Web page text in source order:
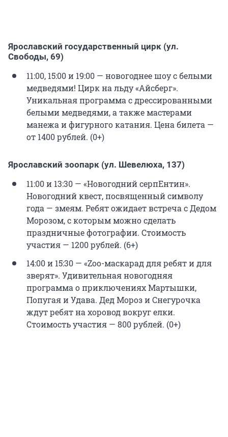
Ярославский государственный цирк (ул.
Свободы, 69)
11:00, 15:00 и 19:00 — новогоднее шоу с белыми
медведями! Цирк на льду «Айсберг».
Уникальная программа с дрессированными
белыми медведями, а также мастерами
манежа и фигурного катания. Цена билета —
от 1400 рублей. (0+)
Ярославский зоопарк (ул. Шевелюха, 137)
11:00 и 13:30 — «Новогодний серпЕнтин».
Новогодний квест, посвященный символу
года — змеям. Ребят ожидает встреча с Дедом
Морозом, с которым можно сделать
праздничные фотографии. Стоимость
участия — 1200 рублей. (6+)
14:00 и 15:30 — «Zoo-маскарад для ребят и для
зверят». Удивительная новогодняя
программа о приключениях Мартышки,
Попугая и Удава. Дед Мороз и Снегурочка
ждут ребят на хоровод вокруг елки.
Стоимость участия — 800 рублей. (0+)